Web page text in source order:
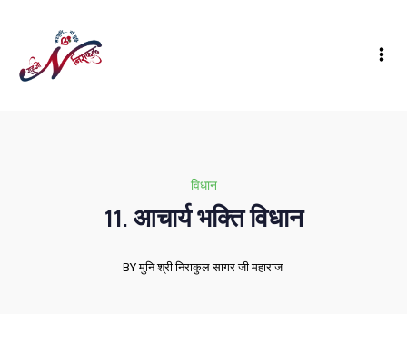
विधान
11. आचार्य भक्ति विधान
BY मुनि श्री निराकुल सागर जी महाराज